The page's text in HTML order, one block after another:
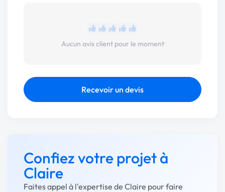
Aucun avis client pour le moment
Recevoir un devis
Confiez votre projet à
Claire
Faites appel à l'expertise de Claire pour faire